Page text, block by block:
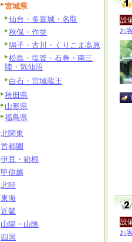
設
お
設
お
宮城県
仙台・多賀城・名取
秋保・作並
鳴子・古川・くりこま高原
松島・塩釜・石巻・南三
陸・気仙沼
白石・宮城蔵王
秋田県
山形県
福島県
北関東
首都圏
伊豆・箱根
甲信越
北陸
東海
近畿
山陽・山陰
四国